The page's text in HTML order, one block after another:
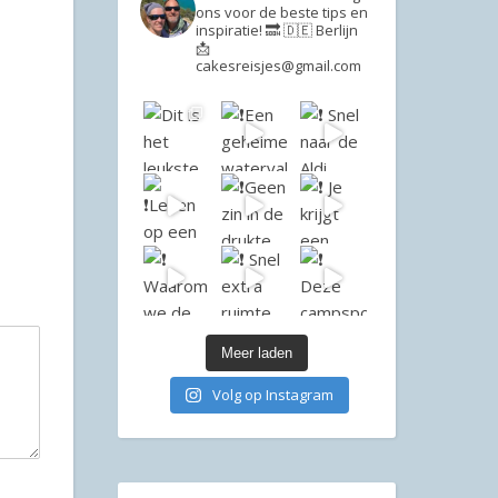
ons voor de beste tips en
inspiratie! 🔜 🇩🇪 Berlijn
📩
cakesreisjes@gmail.com
Meer laden
Volg op Instagram